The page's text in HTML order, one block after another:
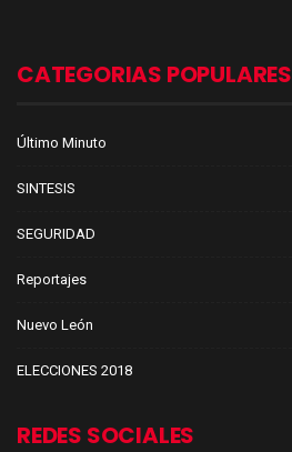
CATEGORIAS POPULARES
Último Minuto
SINTESIS
SEGURIDAD
Reportajes
Nuevo León
ELECCIONES 2018
REDES SOCIALES